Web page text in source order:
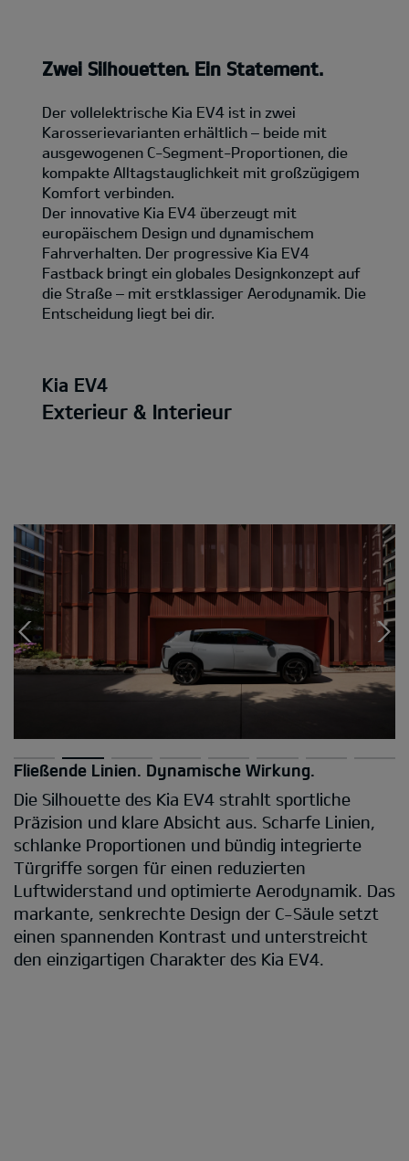
Zwei Silhouetten. Ein Statement.
Der vollelektrische Kia EV4 ist in zwei
Karosserievarianten erhältlich – beide mit
ausgewogenen C-Segment-Proportionen, die
kompakte Alltagstauglichkeit mit großzügigem
Komfort verbinden.
Der innovative Kia EV4 überzeugt mit
europäischem Design und dynamischem
Fahrverhalten. Der progressive Kia EV4
Fastback bringt ein globales Designkonzept auf
die Straße – mit erstklassiger Aerodynamik. Die
Entscheidung liegt bei dir.
Kia EV4
Exterieur & Interieur
Fließende Linien. Dynamische Wirkung.
Die Silhouette des Kia EV4 strahlt sportliche
Präzision und klare Absicht aus. Scharfe Linien,
schlanke Proportionen und bündig integrierte
Türgriffe sorgen für einen reduzierten
Luftwiderstand und optimierte Aerodynamik. Das
markante, senkrechte Design der C-Säule setzt
einen spannenden Kontrast und unterstreicht
den einzigartigen Charakter des Kia EV4.